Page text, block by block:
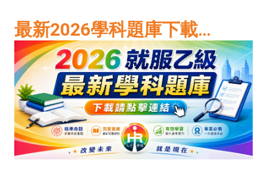
最新2026學科題庫下載…